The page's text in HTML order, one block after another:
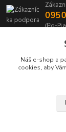
(Po-
Náš e-shop a
cookies, aby